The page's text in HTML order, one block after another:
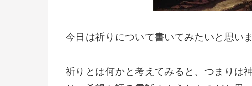
今日は祈りについて書いてみたいと思い
祈りとは何かと考えてみると、つまりは